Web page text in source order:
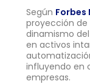
Según Forbes
proyección
dinamismo
en activos
influyendo en
empresas.